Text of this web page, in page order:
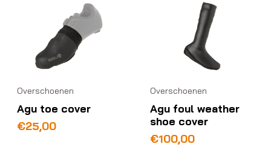
Overschoenen
Agu toe cover
€25,00
Overschoenen
Agu foul weather
shoe cover
€100,00